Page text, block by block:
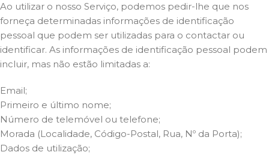
Ao utilizar o nosso Serviço, podemos pedir-lhe que nos
forneça determinadas informações de identificação
pessoal que podem ser utilizadas para o contactar ou
identificar. As informações de identificação pessoal podem
incluir, mas não estão limitadas a:
Email;
Primeiro e último nome;
Número de telemóvel ou telefone;
Morada (Localidade, Código-Postal, Rua, Nº da Porta);
Dados de utilização;